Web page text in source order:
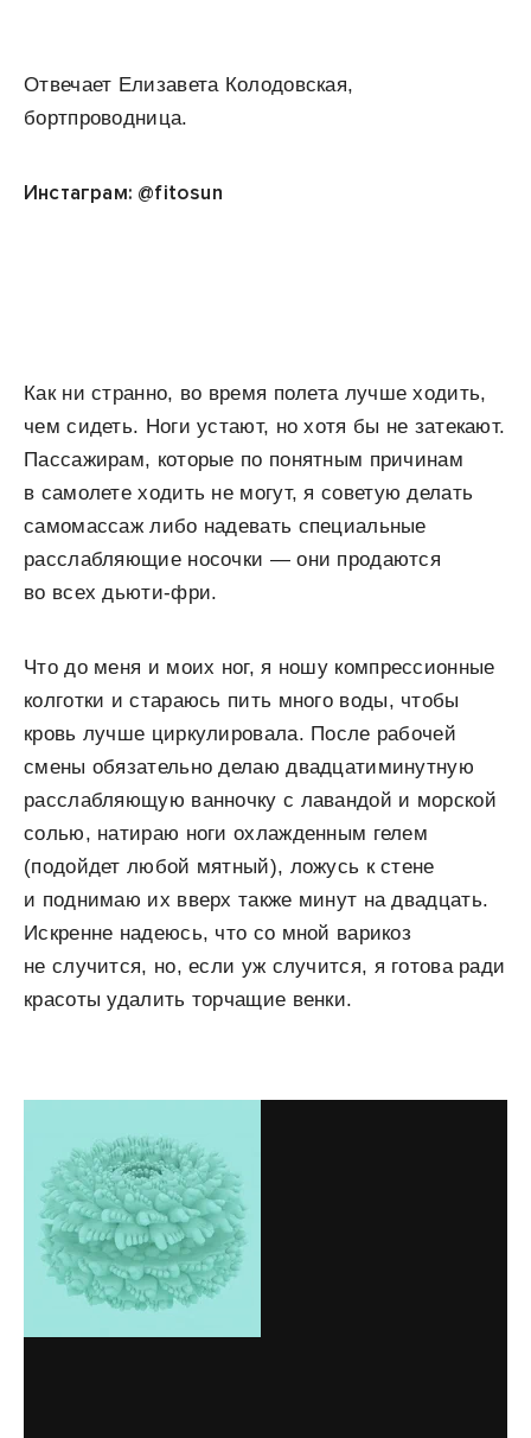
Отвечает Елизавета Колодовская,
бортпроводница.
Инстаграм: @fitosun
Как ни странно, во время полета лучше ходить,
чем сидеть. Ноги устают, но хотя бы не затекают.
Пассажирам, которые по понятным причинам
в самолете ходить не могут, я советую делать
самомассаж либо надевать специальные
расслабляющие носочки — они продаются
во всех дьюти-фри.
Что до меня и моих ног, я ношу компрессионные
колготки и стараюсь пить много воды, чтобы
кровь лучше циркулировала. После рабочей
смены обязательно делаю двадцатиминутную
расслабляющую ванночку с лавандой и морской
солью, натираю ноги охлажденным гелем
(подойдет любой мятный), ложусь к стене
и поднимаю их вверх также минут на двадцать.
Искренне надеюсь, что со мной варикоз
не случится, но, если уж случится, я готова ради
красоты удалить торчащие венки.